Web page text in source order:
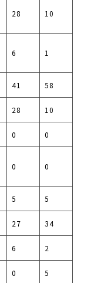
28 10
6 1
41 58
28 10
0 0
0 0
5 5
27 34
6 2
0 5